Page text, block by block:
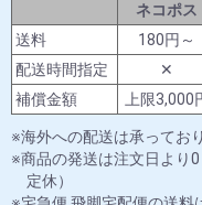
ネコポス
送料
180円～
配送時間指定
✕
補償金額
上限3,000
海外への配送は承ってお
商品の発送は注文日より
定休）